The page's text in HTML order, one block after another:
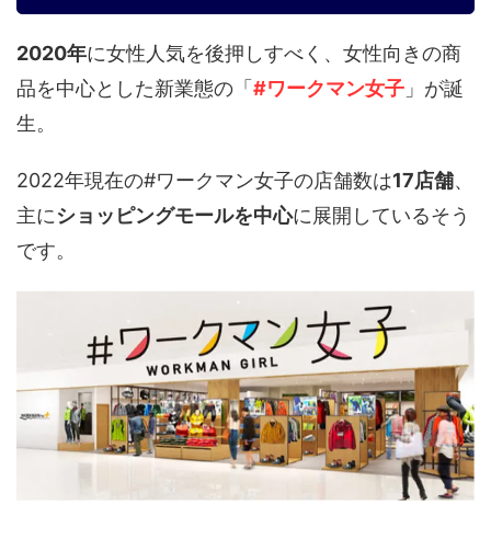
2020年に女性人気を後押しすべく、女性向きの商
品を中心とした新業態の「#ワークマン女子 」が誕
生。
2022年現在の#ワークマン女子の店舗数は17店舗、
主にショッピングモールを中心に展開しているそう
です。